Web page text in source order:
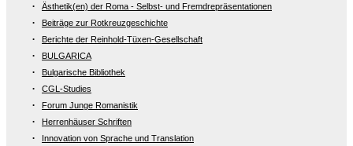
Ästhetik(en) der Roma - Selbst- und Fremdrepräsentationen
Beiträge zur Rotkreuzgeschichte
Berichte der Reinhold-Tüxen-Gesellschaft
BULGARICA
Bulgarische Bibliothek
CGL-Studies
Forum Junge Romanistik
Herrenhäuser Schriften
Innovation von Sprache und Translation